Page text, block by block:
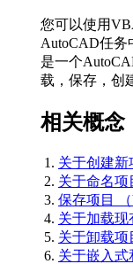
您可以使用
AutoCAD任
是一个
载，保存，创
相关概念
关于创建
关于命名
保存项目
关于加载现
关于卸载
关于嵌入